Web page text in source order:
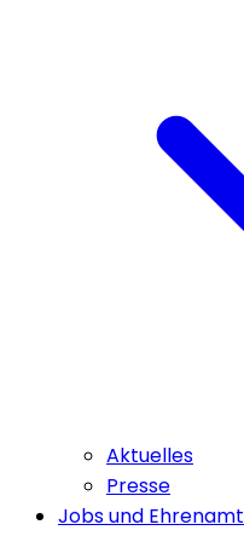
Aktuelles
Presse
Jobs und Ehrenamt